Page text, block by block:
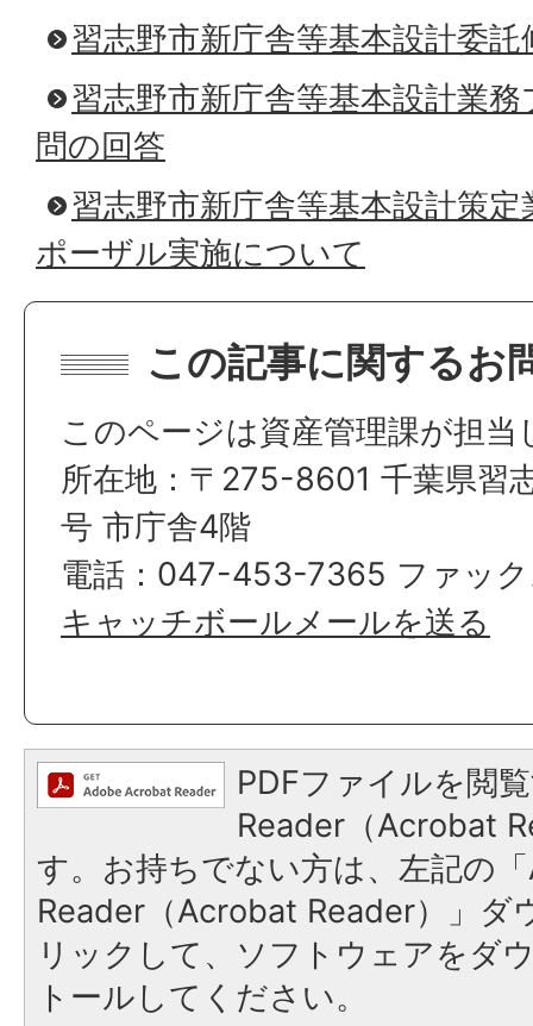
習志野市新庁舎等基本設計委
習志野市新庁舎等基本設計業
問の回答
習志野市新庁舎等基本設計策
ポーザル実施について
この記事に関するお
このページは資産管理課が担当
所在地：〒275-8601 千葉県習
号 市庁舎4階
電話：047-453-7365 ファッ
キャッチボールメールを送る
PDFファイルを閲
Reader（Acrobat
す。お持ちでない方は、左記の
Reader（Acrobat Reader）」ダ
リックして、ソフトウェアをダ
トールしてください。